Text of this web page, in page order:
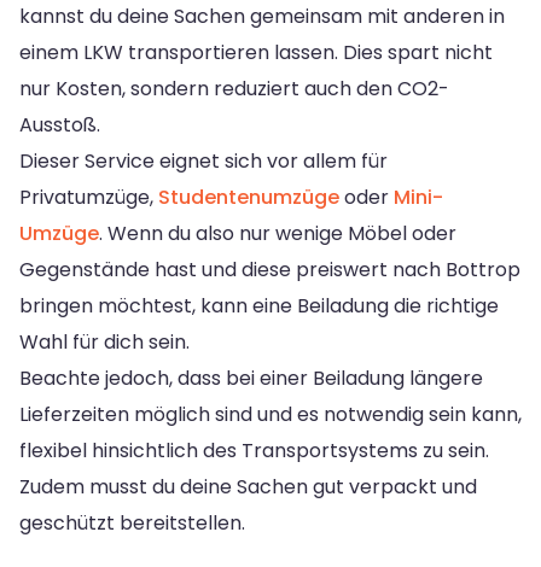
kannst du deine Sachen gemeinsam mit anderen in
einem LKW transportieren lassen. Dies spart nicht
nur Kosten, sondern reduziert auch den CO2-
Ausstoß.
Dieser Service eignet sich vor allem für
Privatumzüge, Studentenumzügeoder Mini-
Umzüge. Wenn du also nur wenige Möbel oder
Gegenstände hast und diese preiswert nach Bottrop
bringen möchtest, kann eine Beiladung die richtige
Wahl für dich sein.
Beachte jedoch, dass bei einer Beiladung längere
Lieferzeiten möglich sind und es notwendig sein kann,
flexibel hinsichtlich des Transportsystems zu sein.
Zudem musst du deine Sachen gut verpackt und
geschützt bereitstellen.